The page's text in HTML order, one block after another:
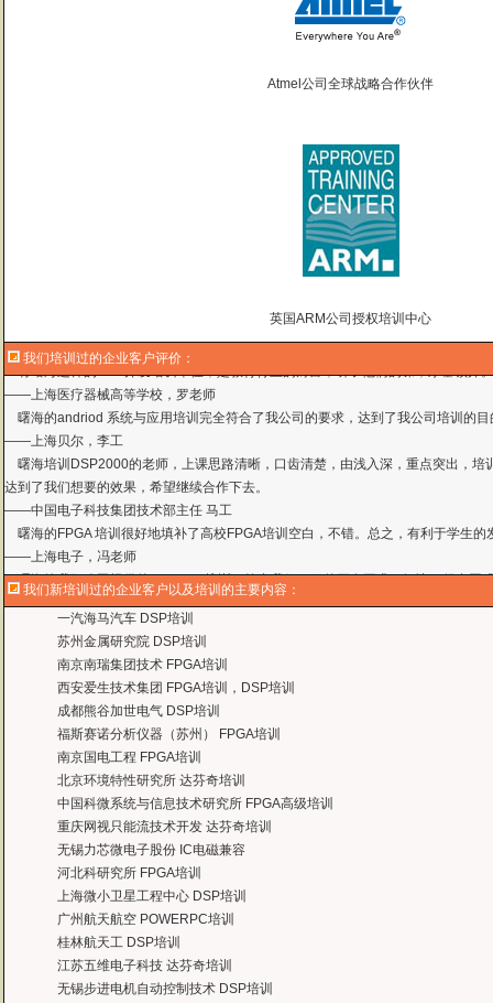
Atmel公司全球战略合作伙伴
英国ARM公司授权培训中心
我们培训过的企业客户评价：
曙海的andriod 系统与应用培训完全符合了我公司的要求，达到了我公司培训的
——上海贝尔，李工
曙海培训DSP2000的老师，上课思路清晰，口齿清楚，由浅入深，重点突出，培
达到了我们想要的效果，希望继续合作下去。
——中国电子科技集团技术部主任 马工
曙海的FPGA 培训很好地填补了高校FPGA培训空白，不错。总之，有利于学生
——上海电子，冯老师
曙海给我们公司提供的Dsp6000培训，符合我们项目的开发要求，解决了很多困
——公安部第三研究所，项目部负责人李先生
MTK培训-我在网上找了很久，就是找不到。在曙海居然有MTK驱动的培训，老
——台湾双扬科技，研发处经理，杨先生
我们新培训过的企业客户以及培训的主要内容：
一汽海马汽车 DSP培训
苏州金属研究院 DSP培训
南京南瑞集团技术 FPGA培训
西安爱生技术集团 FPGA培训，DSP培训
成都熊谷加世电气 DSP培训
福斯赛诺分析仪器（苏州） FPGA培训
南京国电工程 FPGA培训
北京环境特性研究所 达芬奇培训
中国科微系统与信息技术研究所 FPGA高级培训
重庆网视只能流技术开发 达芬奇培训
无锡力芯微电子股份 IC电磁兼容
河北科研究所 FPGA培训
上海微小卫星工程中心 DSP培训
广州航天航空 POWERPC培训
桂林航天工 DSP培训
江苏五维电子科技 达芬奇培训
无锡步进电机自动控制技术 DSP培训